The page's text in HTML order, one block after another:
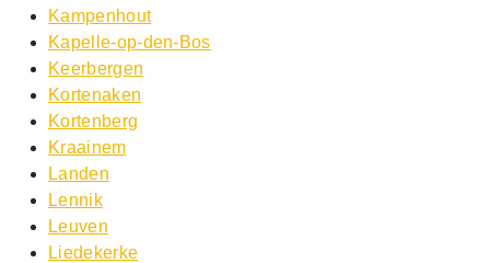
Kampenhout
Kapelle-op-den-Bos
Keerbergen
Kortenaken
Kortenberg
Kraainem
Landen
Lennik
Leuven
Liedekerke